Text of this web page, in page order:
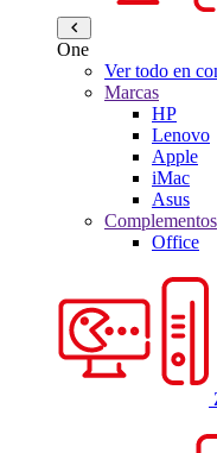
One
Ver todo en
Marcas
HP
Lenovo
Apple
iMac
Asus
Complementos
Office